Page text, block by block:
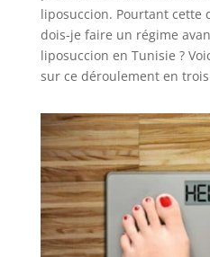
liposuccion. Pourtant cette
dois-je faire un régime
liposuccion en Tunisie ?
sur ce déroulement en